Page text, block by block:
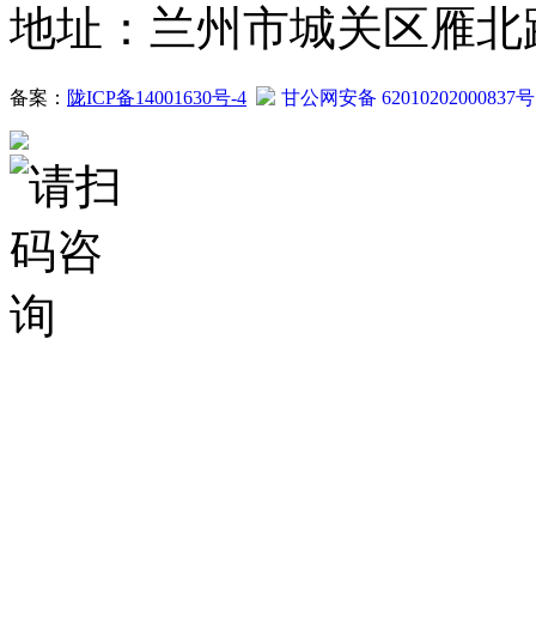
地址：兰州市城关区雁北
备案： 陇ICP备14001630号-4 甘公网安备 62010202000837号